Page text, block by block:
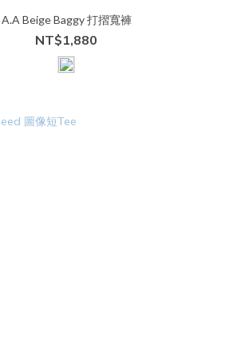
A.A Beige Baggy 打摺寬褲
NT$1,880